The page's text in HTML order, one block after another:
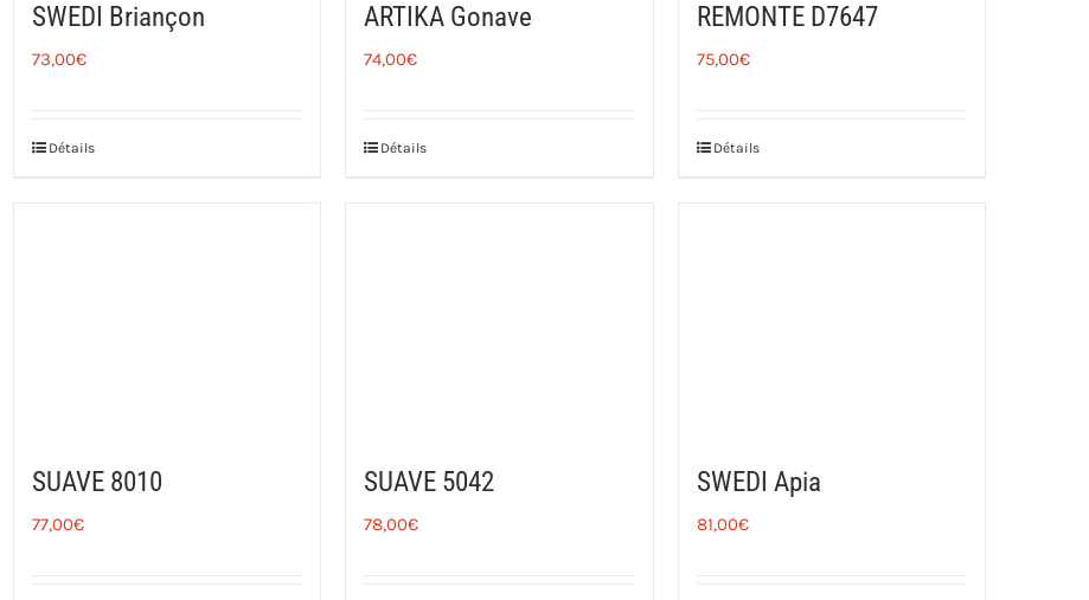
SWEDI Briançon
73,00€
Détails
ARTIKA Gonave
74,00€
Détails
REMONTE D7647
75,00€
Détails
SUAVE 8010
77,00€
SUAVE 5042
78,00€
SWEDI Apia
81,00€